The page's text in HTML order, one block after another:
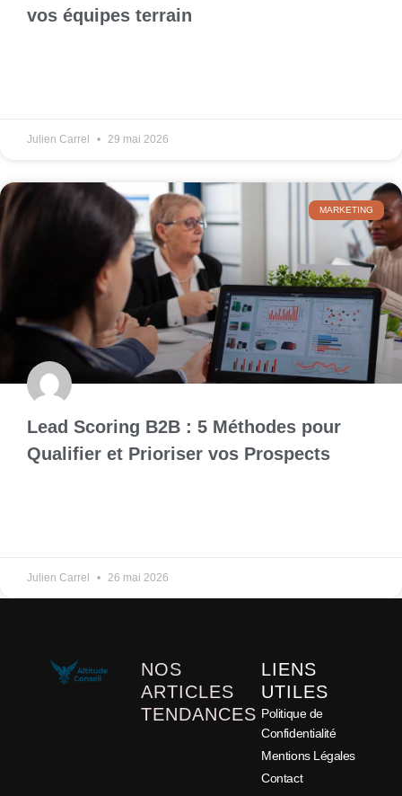
vos équipes terrain
Julien Carrel 29 mai 2026
MARKETING
Lead Scoring B2B : 5 Méthodes pour
Qualifier et Prioriser vos Prospects
Julien Carrel 26 mai 2026
NOS
ARTICLES
TENDANCES
LIENS
UTILES
Politique de
Confidentialité
Mentions Légales
Contact